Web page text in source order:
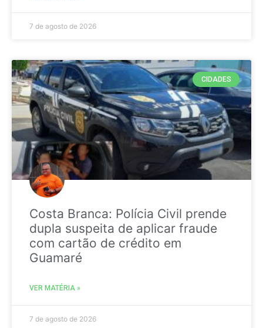
7 de agosto de 2026
CIDADES
Costa Branca: Polícia Civil prende
dupla suspeita de aplicar fraude
com cartão de crédito em
Guamaré
VER MATÉRIA »
7 de agosto de 2026